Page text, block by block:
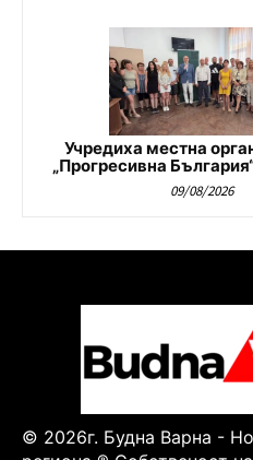
Учредиха местна
„Прогресивна
09/08/2026
© 2026г. Будна Варна -